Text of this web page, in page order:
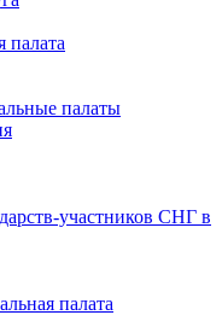
палата
палаты
участников СНГ в
палата